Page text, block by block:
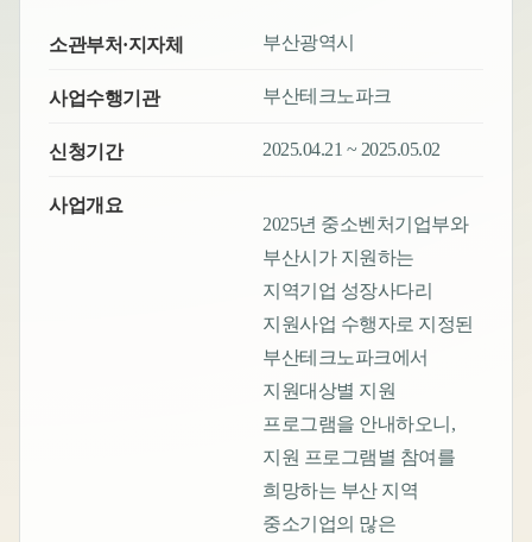
소관부처·지자체 부산광역시
사업수행기관 부산테크노파크
신청기간 2025.04.21 ~ 2025.05.02
사업개요
2025년 중소벤처기업부와
부산시가 지원하는
지역기업 성장사다리
지원사업 수행자로 지정된
부산테크노파크에서
지원대상별 지원
프로그램을 안내하오니,
지원 프로그램별 참여를
희망하는 부산 지역
중소기업의 많은